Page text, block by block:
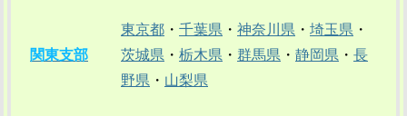
関東支部
東京都 ・ 千葉県 ・ 神奈川県 ・ 埼玉県 ・
茨城県 ・ 栃木県 ・ 群馬県 ・ 静岡県 ・ 長
野県 ・ 山梨県